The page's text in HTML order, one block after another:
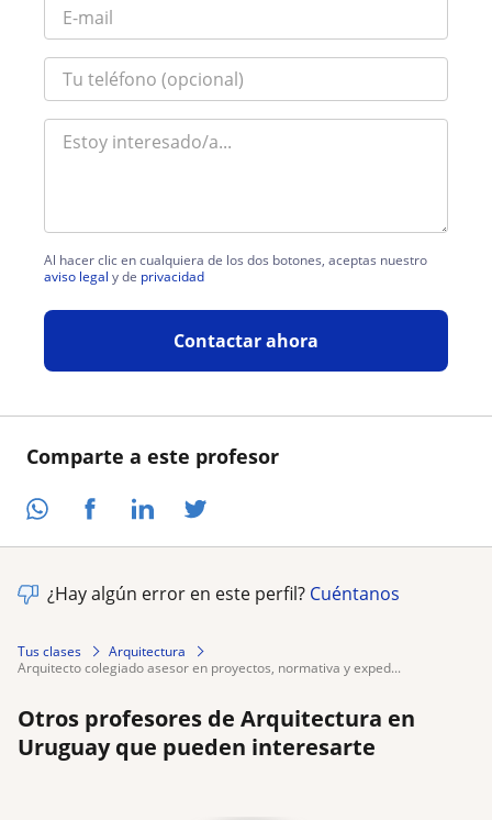
Comparte a este profesor
Al hacer clic en cualquiera de los dos botones, aceptas nuestro
aviso legal y de privacidad
Contactar ahora
¿Hay algún error en este perfil? Cuéntanos
Tus clases
Arquitectura
arquitecto colegiado asesor en proyectos, normativa y exped...
Otros profesores de Arquitectura en
Uruguay que pueden interesarte